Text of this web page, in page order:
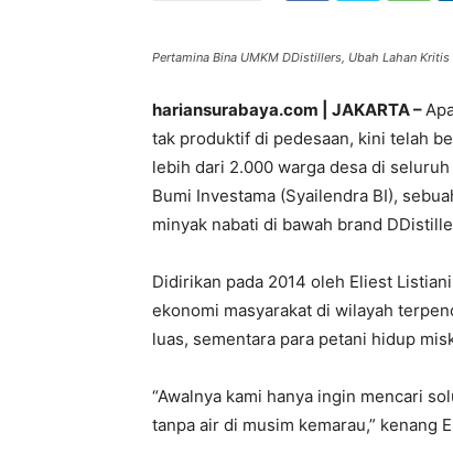
Pertamina Bina UMKM DDistillers, Ubah Lahan
hariansurabaya.com | JAKARTA –
tak produktif di pedesaan, kini telah
lebih dari 2.000 warga desa di
Bumi Investama (Syailendra BI),
minyak nabati di bawah brand
Didirikan pada 2014 oleh Eliest
ekonomi masyarakat di wilayah
luas, sementara para petani hidup
“Awalnya kami hanya ingin mencari
tanpa air di musim kemarau,” kenang